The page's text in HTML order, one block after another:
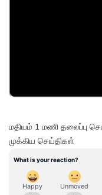
மதியம் 1 மணி தலைப்பு
முக்கிய செய்திகள்